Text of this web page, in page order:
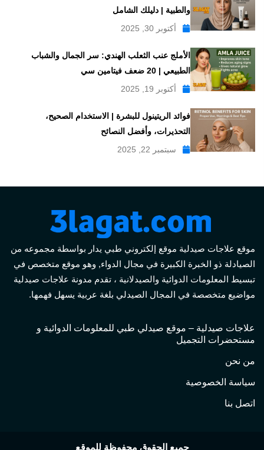
والطبية | دليلك الشامل
أكتوبر 30, 2025
الأملج عنب الثعلب الهندي: سر الجمال والشباب
الطبيعي | 20 ضعف فيتامين سي
أكتوبر 19, 2025
فوائد الريتينول للبشرة | الاستخدام الصحيح،
التحذيرات، وأفضل النصائح
سبتمبر 22, 2025
موقع علاجات صيدلية موقع إلكتروني طبي يدار بواسطة مجموعه من
الصيادلة ذو الخبرة الكبيرة في مجال الدواء, وهو موقع متخصص في
تبسيط المعلومات الدوائية والصيدلانية ، تقدم مدونة علاجات صيدلية
مواضيع متخصصة في المجال الصيدلي بلغة عربية يسهل فهمها.
علاجات صيدلية – موقع صيدلي طبي للمعلومات الدوائية و
مستحضرات التجميل
من نحن
سياسة الخصوصية
اتصل بنا
جميع الحقوق محفوظة للموقع